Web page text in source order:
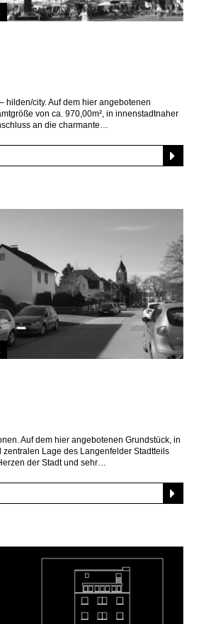
hilden/city. Auf dem hier angebotenen
von ca. 970,00m², in innenstadtnaher
an die charmante
Auf dem hier angebotenen Grundstück, in
Lage des Langenfelder Stadtteils
der Stadt und sehr